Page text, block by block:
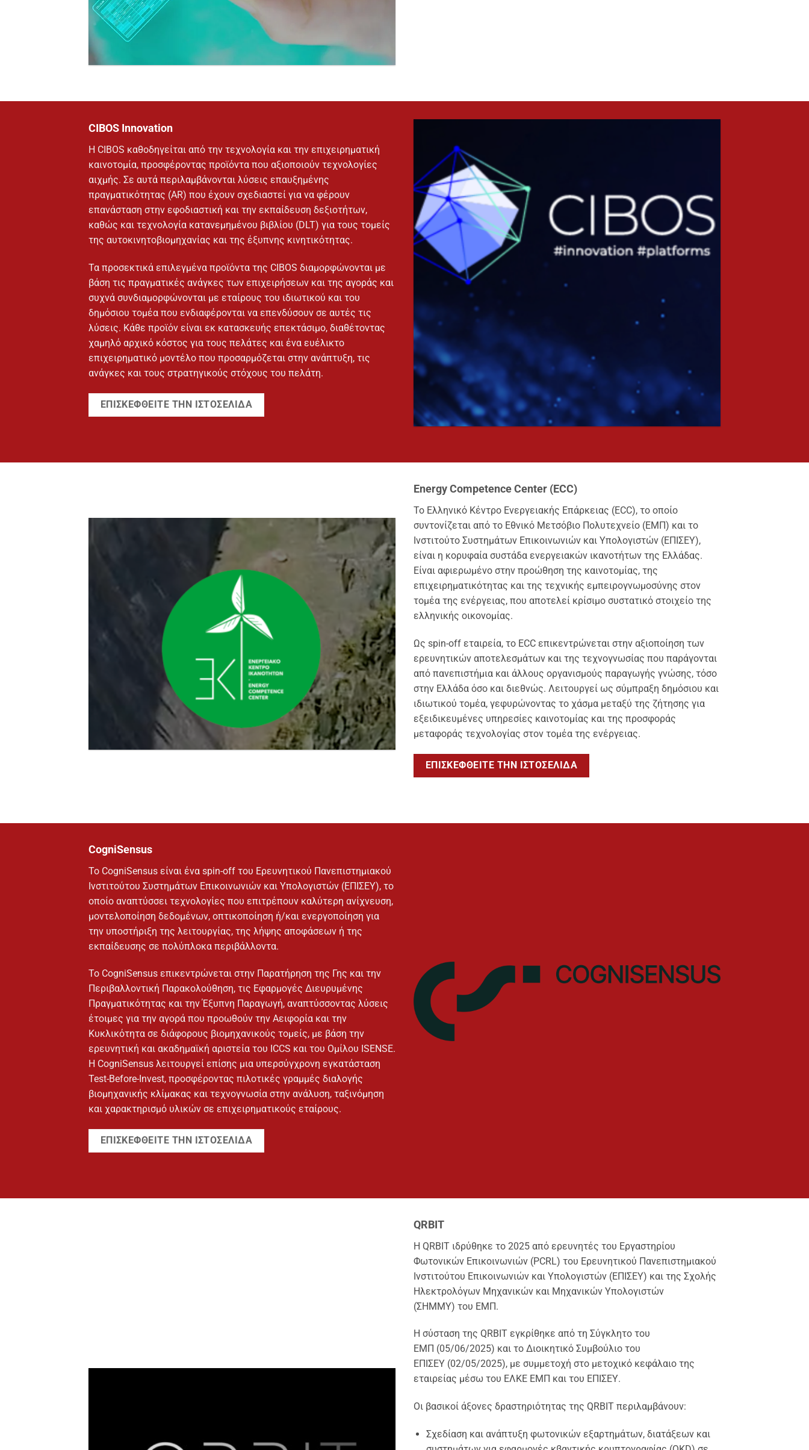
CIBOS Innovation
Η CIBOS καθοδηγείται από την τεχνολογία και την επιχειρηματική
καινοτομία, προσφέροντας προϊόντα που αξιοποιούν τεχνολογίες
αιχμής. Σε αυτά περιλαμβάνονται λύσεις επαυξημένης
πραγματικότητας (AR) που έχουν σχεδιαστεί για να φέρουν
επανάσταση στην εφοδιαστική και την εκπαίδευση δεξιοτήτων,
καθώς και τεχνολογία κατανεμημένου βιβλίου (DLT) για τους τομείς
της αυτοκινητοβιομηχανίας και της έξυπνης κινητικότητας.
Τα προσεκτικά επιλεγμένα προϊόντα της CIBOS διαμορφώνονται με
βάση τις πραγματικές ανάγκες των επιχειρήσεων και της αγοράς και
συχνά συνδιαμορφώνονται με εταίρους του ιδιωτικού και του
δημόσιου τομέα που ενδιαφέρονται να επενδύσουν σε αυτές τις
λύσεις. Κάθε προϊόν είναι εκ κατασκευής επεκτάσιμο, διαθέτοντας
χαμηλό αρχικό κόστος για τους πελάτες και ένα ευέλικτο
επιχειρηματικό μοντέλο που προσαρμόζεται στην ανάπτυξη, τις
ανάγκες και τους στρατηγικούς στόχους του πελάτη.
ΕΠΙΣΚΕΦΘΕΊΤΕ ΤΗΝ ΙΣΤΟΣΕΛΊΔΑ
Energy Competence Center (ECC)
Το Ελληνικό Κέντρο Ενεργειακής Επάρκειας (ECC), το οποίο
συντονίζεται από το Εθνικό Μετσόβιο Πολυτεχνείο (ΕΜΠ) και το
Ινστιτούτο Συστημάτων Επικοινωνιών και Υπολογιστών (ΕΠΙΣΕΥ),
είναι η κορυφαία συστάδα ενεργειακών ικανοτήτων της Ελλάδας.
Είναι αφιερωμένο στην προώθηση της καινοτομίας, της
επιχειρηματικότητας και της τεχνικής εμπειρογνωμοσύνης στον
τομέα της ενέργειας, που αποτελεί κρίσιμο συστατικό στοιχείο της
ελληνικής οικονομίας.
Ως spin-off εταιρεία, το ECC επικεντρώνεται στην αξιοποίηση των
ερευνητικών αποτελεσμάτων και της τεχνογνωσίας που παράγονται
από πανεπιστήμια και άλλους οργανισμούς παραγωγής γνώσης, τόσο
στην Ελλάδα όσο και διεθνώς. Λειτουργεί ως σύμπραξη δημόσιου και
ιδιωτικού τομέα, γεφυρώνοντας το χάσμα μεταξύ της ζήτησης για
εξειδικευμένες υπηρεσίες καινοτομίας και της προσφοράς
μεταφοράς τεχνολογίας στον τομέα της ενέργειας.
ΕΠΙΣΚΕΦΘΕΊΤΕ ΤΗΝ ΙΣΤΟΣΕΛΊΔΑ
CogniSensus
Το CogniSensus είναι ένα spin-off του Ερευνητικού Πανεπιστημιακού
Ινστιτούτου Συστημάτων Επικοινωνιών και Υπολογιστών (ΕΠΙΣΕΥ), το
οποίο αναπτύσσει τεχνολογίες που επιτρέπουν καλύτερη ανίχνευση,
μοντελοποίηση δεδομένων, οπτικοποίηση ή/και ενεργοποίηση για
την υποστήριξη της λειτουργίας, της λήψης αποφάσεων ή της
εκπαίδευσης σε πολύπλοκα περιβάλλοντα.
Το CogniSensus επικεντρώνεται στην Παρατήρηση της Γης και την
Περιβαλλοντική Παρακολούθηση, τις Εφαρμογές Διευρυμένης
Πραγματικότητας και την Έξυπνη Παραγωγή, αναπτύσσοντας λύσεις
έτοιμες για την αγορά που προωθούν την Αειφορία και την
Κυκλικότητα σε διάφορους βιομηχανικούς τομείς, με βάση την
ερευνητική και ακαδημαϊκή αριστεία του ICCS και του Ομίλου ISENSE.
Η CogniSensus λειτουργεί επίσης μια υπερσύγχρονη εγκατάσταση
Test-Before-Invest, προσφέροντας πιλοτικές γραμμές διαλογής
βιομηχανικής κλίμακας και τεχνογνωσία στην ανάλυση, ταξινόμηση
και χαρακτηρισμό υλικών σε επιχειρηματικούς εταίρους.
ΕΠΙΣΚΕΦΘΕΊΤΕ ΤΗΝ ΙΣΤΟΣΕΛΊΔΑ
QRBIT
Η QRBIT ιδρύθηκε το 2025 από ερευνητές του Εργαστηρίου
Φωτονικών Επικοινωνιών (PCRL) του Ερευνητικού Πανεπιστημιακού
Ινστιτούτου Επικοινωνιών και Υπολογιστών (ΕΠΙΣΕΥ) και της Σχολής
Ηλεκτρολόγων Μηχανικών και Μηχανικών Υπολογιστών
(ΣΗΜΜΥ) του ΕΜΠ.
Η σύσταση της QRBIT εγκρίθηκε από τη Σύγκλητο του
ΕΜΠ (05/06/2025) και το Διοικητικό Συμβούλιο του
ΕΠΙΣΕΥ (02/05/2025), με συμμετοχή στο μετοχικό κεφάλαιο της
εταιρείας μέσω του ΕΛΚΕ ΕΜΠ και του ΕΠΙΣΕΥ.
Οι βασικοί άξονες δραστηριότητας της QRBIT περιλαμβάνουν:
Σχεδίαση και ανάπτυξη φωτονικών εξαρτημάτων, διατάξεων και